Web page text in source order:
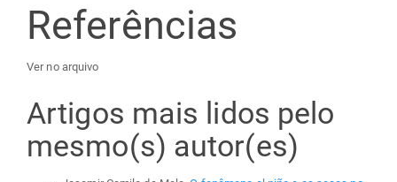
Referências
Ver no arquivo
Artigos mais lidos pelo
mesmo(s) autor(es)